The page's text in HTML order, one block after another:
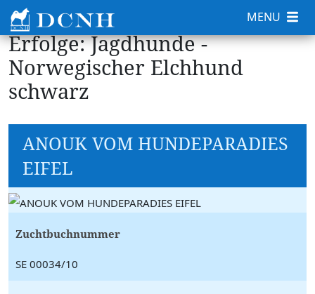
Erfolge: Jagdhunde -
Norwegischer Elchhund
schwarz
ANOUK VOM HUNDEPARADIES
EIFEL
Zuchtbuchnummer
SE 00034/10
MENU